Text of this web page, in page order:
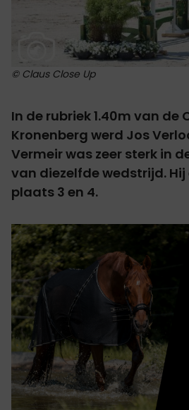
© Claus Close Up
In de rubriek 1.40m van de
Kronenberg werd Jos
Vermeir was zeer sterk in
van diezelfde wedstrijd.
plaats 3 en 4.